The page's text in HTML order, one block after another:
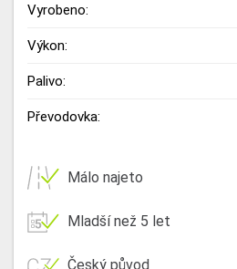
Vyrobeno:
Výkon:
Palivo:
Převodovka:
Málo najeto
Mladší než 5 let
Český původ